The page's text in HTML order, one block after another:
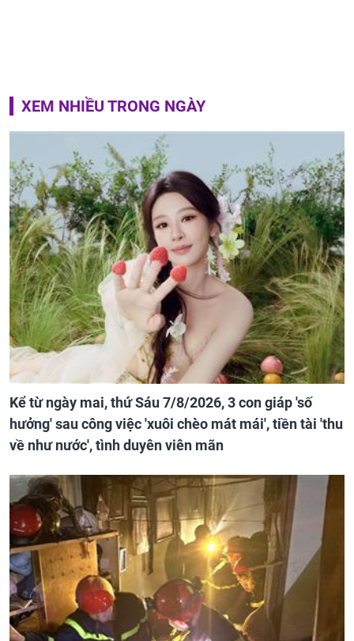
XEM NHIỀU TRONG NGÀY
Kể từ ngày mai, thứ Sáu 7/8/2026, 3 con giáp 'số
hưởng' sau công việc 'xuôi chèo mát mái', tiền tài 'thu
về như nước', tình duyên viên mãn